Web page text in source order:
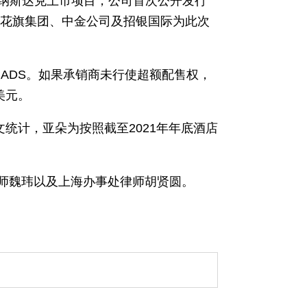
旗集团、中金公司及招银国际为此次
。如果承销商未行使超额配售权，
。
计，亚朵为按照截至2021年年底酒店
玮以及上海办事处律师胡贤圆。